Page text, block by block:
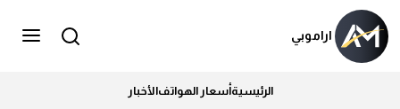
اراموبي
الرئيسيةأسعار الهواتفالأخبار